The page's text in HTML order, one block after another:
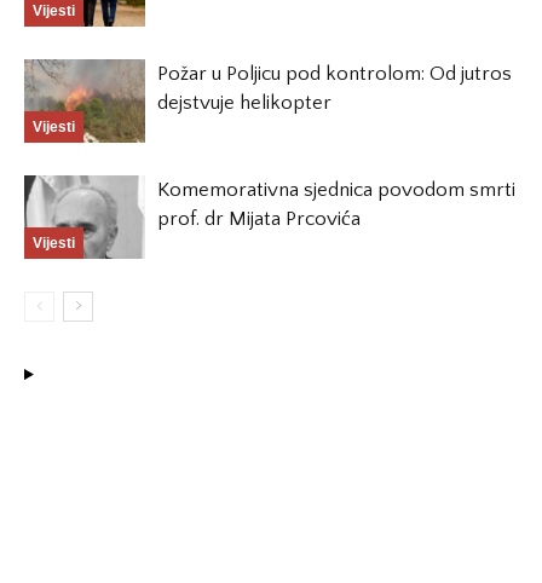
Vijesti
Vijesti
Požar u Poljicu pod kontrolom: Od jutros
dejstvuje helikopter
Vijesti
Komemorativna sjednica povodom smrti
prof. dr Mijata Prcovića